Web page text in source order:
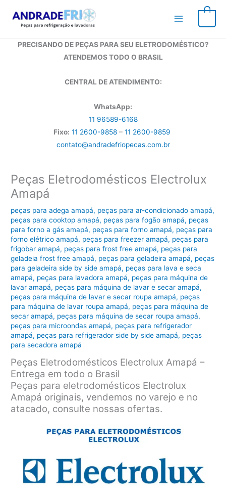
para
conteúdo
PRECISANDO DE PEÇAS PARA SEU ELETRODOMÉSTICO?
ATENDEMOS TODO O BRASIL
CENTRAL DE ATENDIMENTO:
WhatsApp:
11 96589-6168
Fixo: 11 2600-9858 – 11 2600-9859
contato@andradefriopecas.com.br
Peças Eletrodomésticos Electrolux
Amapá
peças para adega amapá, peças para ar-condicionado amapá,
peças para cooktop amapá, peças para fogão amapá, peças
para forno a gás amapá, peças para forno amapá, peças para
forno elétrico amapá, peças para freezer amapá, peças para
frigobar amapá, peças para frost free amapá, peças para
geladeia frost free amapá, peças para geladeira amapá, peças
para geladeira side by side amapá, peças para lava e seca
amapá, peças para lavadora amapá, peças para máquina de
lavar amapá, peças para máquina de lavar e secar amapá,
peças para máquina de lavar e secar roupa amapá, peças
para máquina de lavar roupa amapá, peças para máquina de
secar amapá, peças para máquina de secar roupa amapá,
peças para microondas amapá, peças para refrigerador
amapá, peças para refrigerador side by side amapá, peças
para secadora amapá
Peças Eletrodomésticos Electrolux Amapá –
Entrega em todo o Brasil
Peças para eletrodomésticos Electrolux
Amapá originais, vendemos no varejo e no
atacado, consulte nossas ofertas.